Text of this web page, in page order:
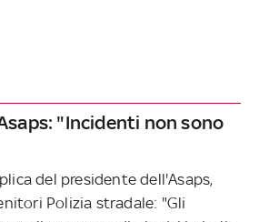
"Incidenti non sono
del presidente dell'Asaps,
Polizia stradale: "Gli